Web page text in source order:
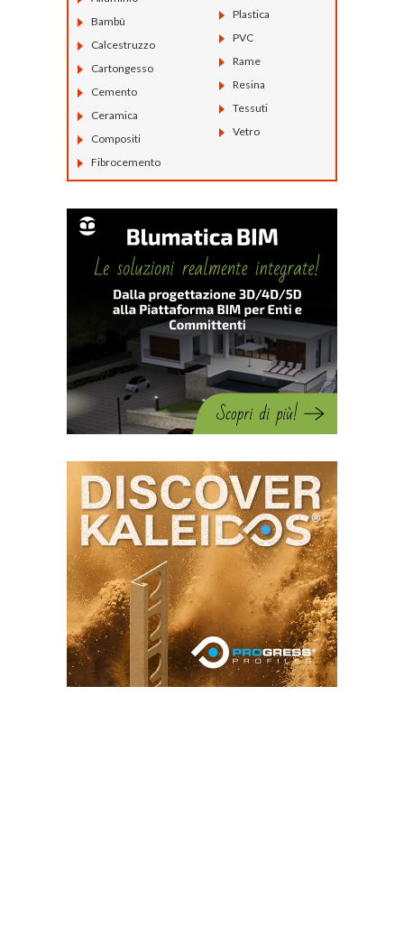
Bambù
Calcestruzzo
Cartongesso
Cemento
Ceramica
Compositi
Fibrocemento
Plastica
PVC
Rame
Resina
Tessuti
Vetro